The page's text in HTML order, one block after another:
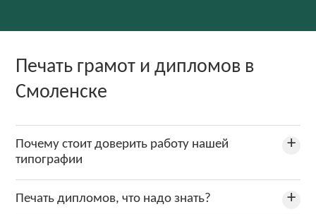
Печать грамот и дипломов в
Смоленске
Почему стоит доверить работу нашей
типографии
Печать дипломов, что надо знать?